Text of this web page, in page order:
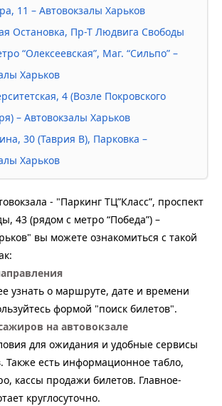
11 – Автовокзалы Харьков
Остановка, Пр-Т Людвига Свободы
“Олексеевская”, Маг. “Сильпо” –
Харьков
4 (возле Покровского
– Автовокзалы Харьков
30 (Таврия В), Парковка –
Харьков
- "Паркинг ТЦ”Класс”, проспект
43 (рядом с метро “Победа”) –
вы можете ознакомиться с такой
узнать о маршруте, дате и времени
формой "поиск билетов".
на автовокзале
для ожидания и удобные сервисы
Также есть информационное табло,
кассы продажи билетов. Главное-
круглосуточно.